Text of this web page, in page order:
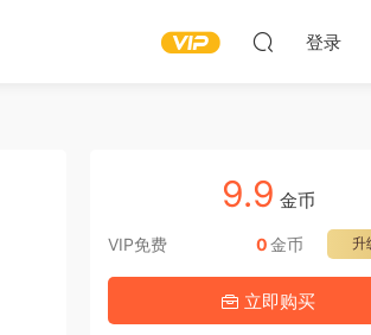
登录
9.9 金币
VIP免费 升
0金币
立即购买